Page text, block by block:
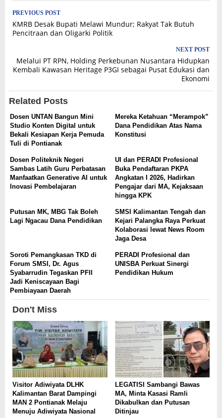
Post
navigation
PREVIOUS POST
KMRB Desak Bupati Melawi Mundur; Rakyat Tak Butuh
Pencitraan dan Oligarki Politik
NEXT POST
Melalui PT RPN, Holding Perkebunan Nusantara Hidupkan
Kembali Kawasan Heritage P3GI sebagai Pusat Edukasi dan
Ekonomi
Related Posts
Dosen UNTAN Bangun Mini
Studio Konten Digital untuk
Bekali Kesiapan Kerja Pemuda
Tuli di Pontianak
Mereka Ketahuan “Merampok”
Dana Pendidikan Atas Nama
Konstitusi
Dosen Politeknik Negeri
Sambas Latih Guru Perbatasan
Manfaatkan Generative AI untuk
Inovasi Pembelajaran
UI dan PERADI Profesional
Buka Pendaftaran PKPA
Angkatan I 2026, Hadirkan
Pengajar dari MA, Kejaksaan
hingga KPK
Putusan MK, MBG Tak Boleh
Lagi Ngacau Dana Pendidikan
SMSI Kalimantan Tengah dan
Kejari Palangka Raya Perkuat
Kolaborasi lewat News Room
Jaga Desa
Soroti Pemangkasan TKD di
Forum SMSI, Dr. Agus
Syabarrudin Tegaskan PFII
Jadi Keniscayaan Bagi
Pembiayaan Daerah
PERADI Profesional dan
UNISBA Perkuat Sinergi
Pendidikan Hukum
Don't Miss
Visitor Adiwiyata DLHK
Kalimantan Barat Dampingi
MAN 2 Pontianak Melaju
Menuju Adiwiyata Nasional
LEGATISI Sambangi Bawas
MA, Minta Kasasi Ramli
Dikabulkan dan Putusan
Ditinjau